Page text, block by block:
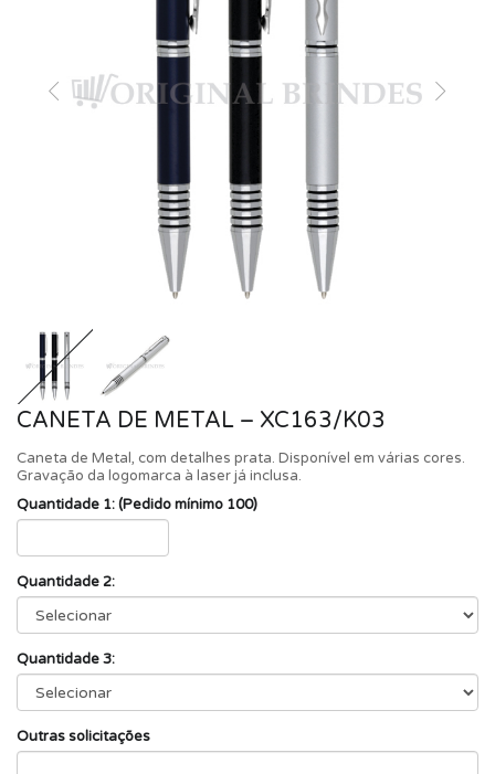
CANETA DE METAL – XC163/K03
Caneta de Metal, com detalhes prata. Disponível em várias cores.
Gravação da logomarca à laser já inclusa.
Quantidade 1: (Pedido mínimo 100)
Quantidade 2:
Quantidade 3:
Outras solicitações